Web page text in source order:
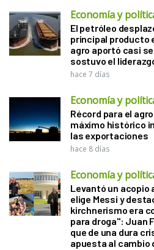
Economía y
El petróleo
principal producto
agro aportó casi
sostuvo el
hace 7 días
Economía y
Récord para el
máximo histórico
las exportaciones
hace 8 días
Economía y
Levantó un acopio
elige Messi y
kirchnerismo era
para droga": Juan
que de una dura
apuesta al cambio